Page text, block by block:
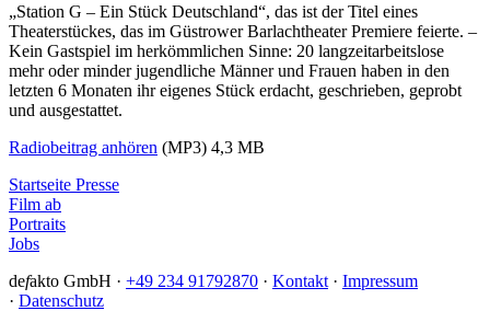
„Station G – Ein Stück Deutschland“, das ist der Titel eines
Theaterstückes, das im Güstrower Barlachtheater Premiere feierte. –
Kein Gastspiel im herkömmlichen Sinne: 20 langzeitarbeitslose
mehr oder minder jugendliche Männer und Frauen haben in den
letzten 6 Monaten ihr eigenes Stück erdacht, geschrieben, geprobt
und ausgestattet.
Radiobeitrag anhören (MP3) 4,3 MB
Startseite Presse
Film ab
Portraits
Jobs
defakto GmbH · +49 234 91792870 · Kontakt · Impressum
· Datenschutz